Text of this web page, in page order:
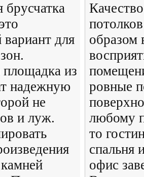
брусчатка
для
из
надежную
не
и луж.
образом
ровные
любому
то
спальня
офис